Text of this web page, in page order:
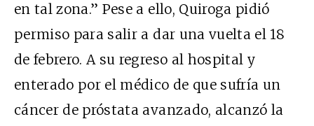
en tal zona.” Pese a ello, Quiroga pidió
permiso para salir a dar una vuelta el 18
de febrero. A su regreso al hospital y
enterado por el médico de que sufría un
cáncer de próstata avanzado, alcanzó la